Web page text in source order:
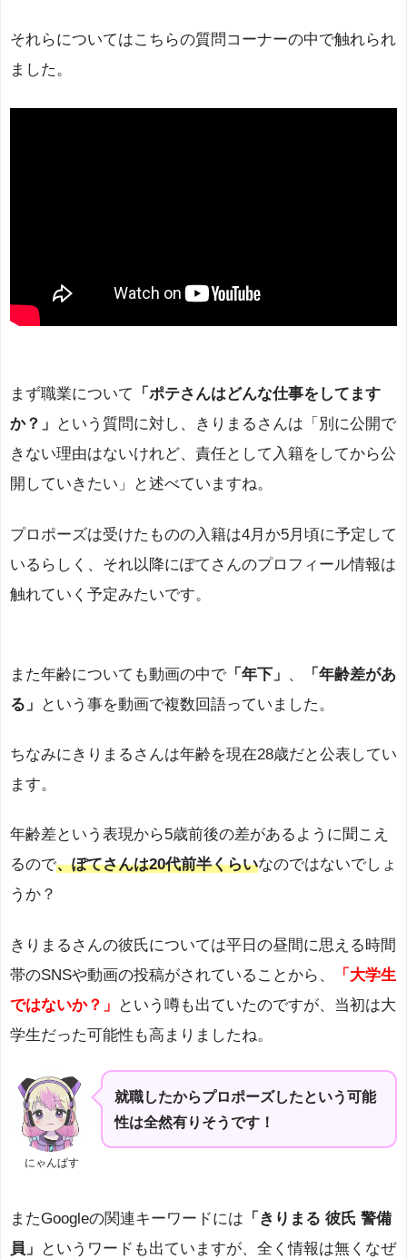
それらについてはこちらの質問コーナーの中で触れられ
ました。
まず職業について
「ポテさんはどんな仕事をしてます
か？」
という質問に対し、きりまるさんは「別に公開で
きない理由はないけれど、責任として入籍をしてから公
開していきたい」と述べていますね。
プロポーズは受けたものの入籍は4月か5月頃に予定して
いるらしく、それ以降にぽてさんのプロフィール情報は
触れていく予定みたいです。
また年齢についても動画の中で 「年下」 、
「年齢差があ
る」
という事を動画で複数回語っていました。
ちなみにきりまるさんは年齢を現在28歳だと公表してい
ます。
年齢差という表現から5歳前後の差があるように聞こえ
るので、ぽてさんは20代前半くらいなのではないでしょ
うか？
きりまるさんの彼氏については平日の昼間に思える時間
帯のSNSや動画の投稿がされていることから、
「大学生
ではないか？」
という噂も出ていたのですが、当初は大
学生だった可能性も高まりましたね。
にゃんぱす
就職したからプロポーズしたという可能
性は全然有りそうです！
またGoogleの関連キーワードには 「きりまる 彼氏 警備
員」
というワードも出ていますが、全く情報は無くなぜ